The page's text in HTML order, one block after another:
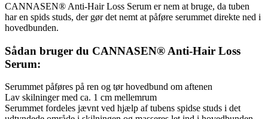
CANNASEN® Anti-Hair Loss Serum er nem at bruge, da tuben
har en spids studs, der gør det nemt at påføre serummet direkte ned i
hovedbunden.
Sådan bruger du CANNASEN® Anti-Hair Loss
Serum:
Serummet påføres på ren og tør hovedbund om aftenen
Lav skilninger med ca. 1 cm mellemrum
Serummet fordeles jævnt ved hjælp af tubens spidse studs i det